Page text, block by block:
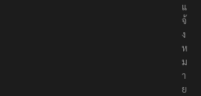
แ
จ้
ง
ห
ม
า
ย